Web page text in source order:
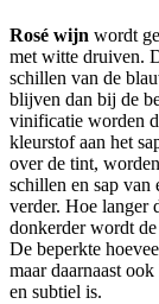
Rosé wijn wordt
met witte druiven.
schillen van de
blijven dan bij de
vinificatie worden
kleurstof aan het
over de tint,
schillen en sap van
verder. Hoe langer
donkerder wordt
De beperkte
maar daarnaast
en subtiel is.